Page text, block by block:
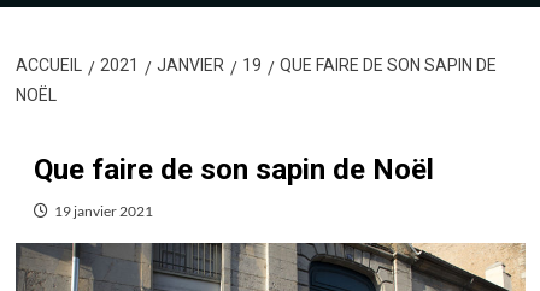
ACCUEIL 2021 JANVIER 19
QUE FAIRE DE SON SAPIN DE
NOËL
Que faire de son sapin de Noël
19 janvier 2021